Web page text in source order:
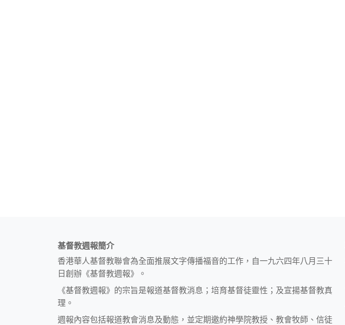
基督教週報簡介
香港華人基督教聯會為全面推展文字傳播福音的工作，自一九六四年八月三十
日創辦《基督教週報》。
《基督教週報》的宗旨是報道基督教消息；培育基督徒靈性；及宣揚基督教真
理。
週報內容包括報道教會消息及動態，並定期邀約神學院教授、教會牧師、信徒